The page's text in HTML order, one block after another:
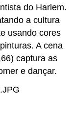
do Harlem.
a cultura
usando cores
A cena
captura as
e dançar.